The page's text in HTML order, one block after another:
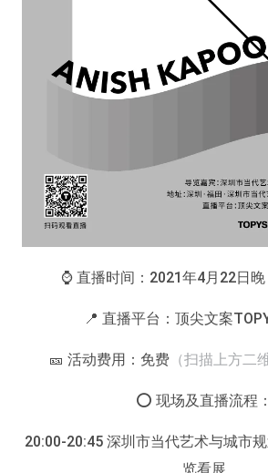
⌚️ 直播时间：2021年4月22日
📍 直播平台：顶尖文案
🎫 活动费用：免费 （扫描上方二
⭕️ 现场及直播流程：
20:00-20:45 深圳市当代艺术与城市
览看展